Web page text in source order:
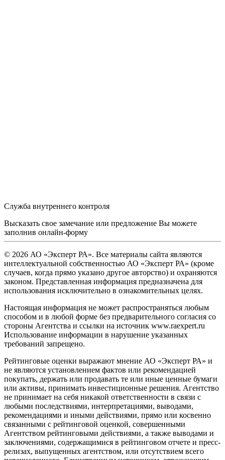
Служба внутреннего контроля
Высказать свое замечание или предложение Вы можете
заполнив онлайн-форму
© 2026 АО «Эксперт РА». Все материалы сайта являются
интеллектуальной собственностью АО «Эксперт РА» (кроме
случаев, когда прямо указано другое авторство) и охраняются
законом. Представленная информация предназначена для
использования исключительно в ознакомительных целях.
Настоящая информация не может распространяться любым
способом и в любой форме без предварительного согласия со
стороны Агентства и ссылки на источник www.raexpert.ru
Использование информации в нарушение указанных
требований запрещено.
Рейтинговые оценки выражают мнение АО «Эксперт РА» и
не являются установлением фактов или рекомендацией
покупать, держать или продавать те или иные ценные бумаги
или активы, принимать инвестиционные решения. Агентство
не принимает на себя никакой ответственности в связи с
любыми последствиями, интерпретациями, выводами,
рекомендациями и иными действиями, прямо или косвенно
связанными с рейтинговой оценкой, совершенными
Агентством рейтинговыми действиями, а также выводами и
заключениями, содержащимися в рейтинговом отчете и пресс-
релизах, выпущенных агентством, или отсутствием всего